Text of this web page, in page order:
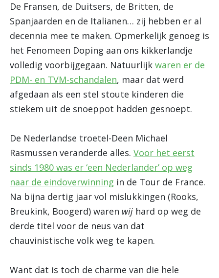
De Fransen, de Duitsers, de Britten, de
Spanjaarden en de Italianen… zij hebben er al
decennia mee te maken. Opmerkelijk genoeg is
het Fenomeen Doping aan ons kikkerlandje
volledig voorbijgegaan. Natuurlijk waren er de
PDM- en TVM-schandalen, maar dat werd
afgedaan als een stel stoute kinderen die
stiekem uit de snoeppot hadden gesnoept.
De Nederlandse troetel-Deen Michael
Rasmussen veranderde alles. Voor het eerst
sinds 1980 was er ‘een Nederlander’ op weg
naar de eindoverwinning in de Tour de France.
Na bijna dertig jaar vol mislukkingen (Rooks,
Breukink, Boogerd) waren wij hard op weg de
derde titel voor de neus van dat
chauvinistische volk weg te kapen.
Want dat is toch de charme van die hele